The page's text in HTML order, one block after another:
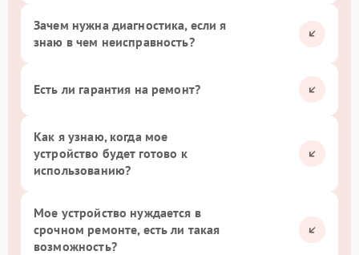
Зачем нужна диагностика, если я
знаю в чем неисправность?
Есть ли гарантия на ремонт?
Как я узнаю, когда мое
устройство будет готово к
использованию?
Мое устройство нуждается в
срочном ремонте, есть ли такая
возможность?